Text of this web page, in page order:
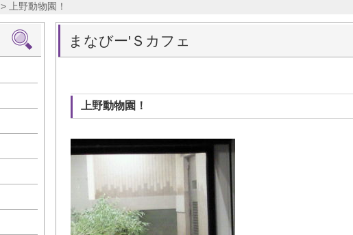
> 上野動物園！
まなびー'Ｓカフェ
上野動物園！